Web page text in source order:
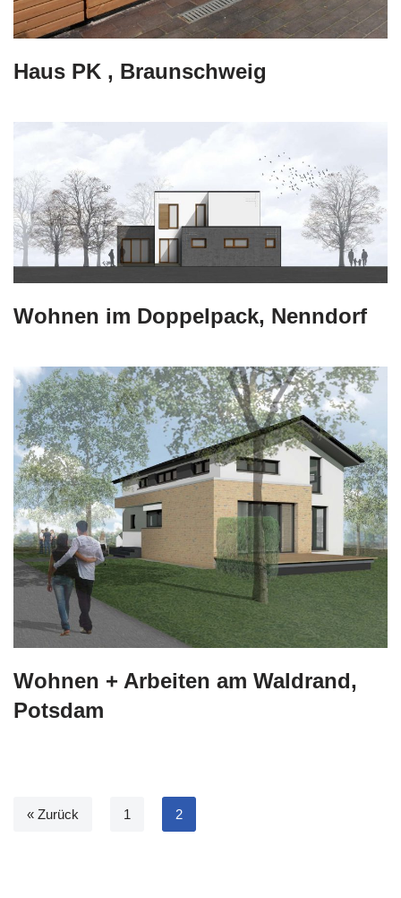
Haus PK , Braunschweig
Wohnen im Doppelpack, Nenndorf
Wohnen + Arbeiten am Waldrand,
Potsdam
« Zurück 1 2